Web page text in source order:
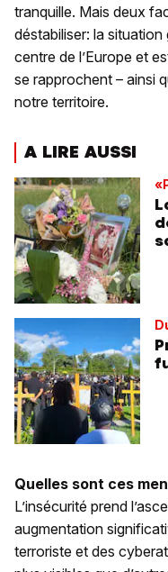
tranquille. Mais deux
déstabiliser: la
centre de l’Europe et
se rapprochent – ainsi
notre territoire.
A LIRE AUSSI
Quelles sont ces
L’insécurité prend
augmentation
terroriste et des